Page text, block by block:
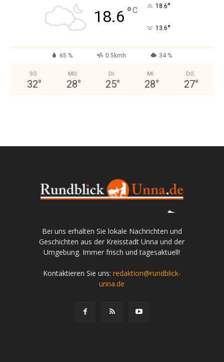
18.6 °C 18.6°
13.6°
65 % 0.5kmh 34 %
SO.
32°
MO.
28°
DI.
25°
MI.
28°
DO.
27°
Bei uns erhalten Sie lokale Nachrichten und
Geschichten aus der Kreisstadt Unna und der
Umgebung. Immer frisch und tagesaktuell!
Kontaktieren Sie uns: redaktion@rundblick-
unna.de